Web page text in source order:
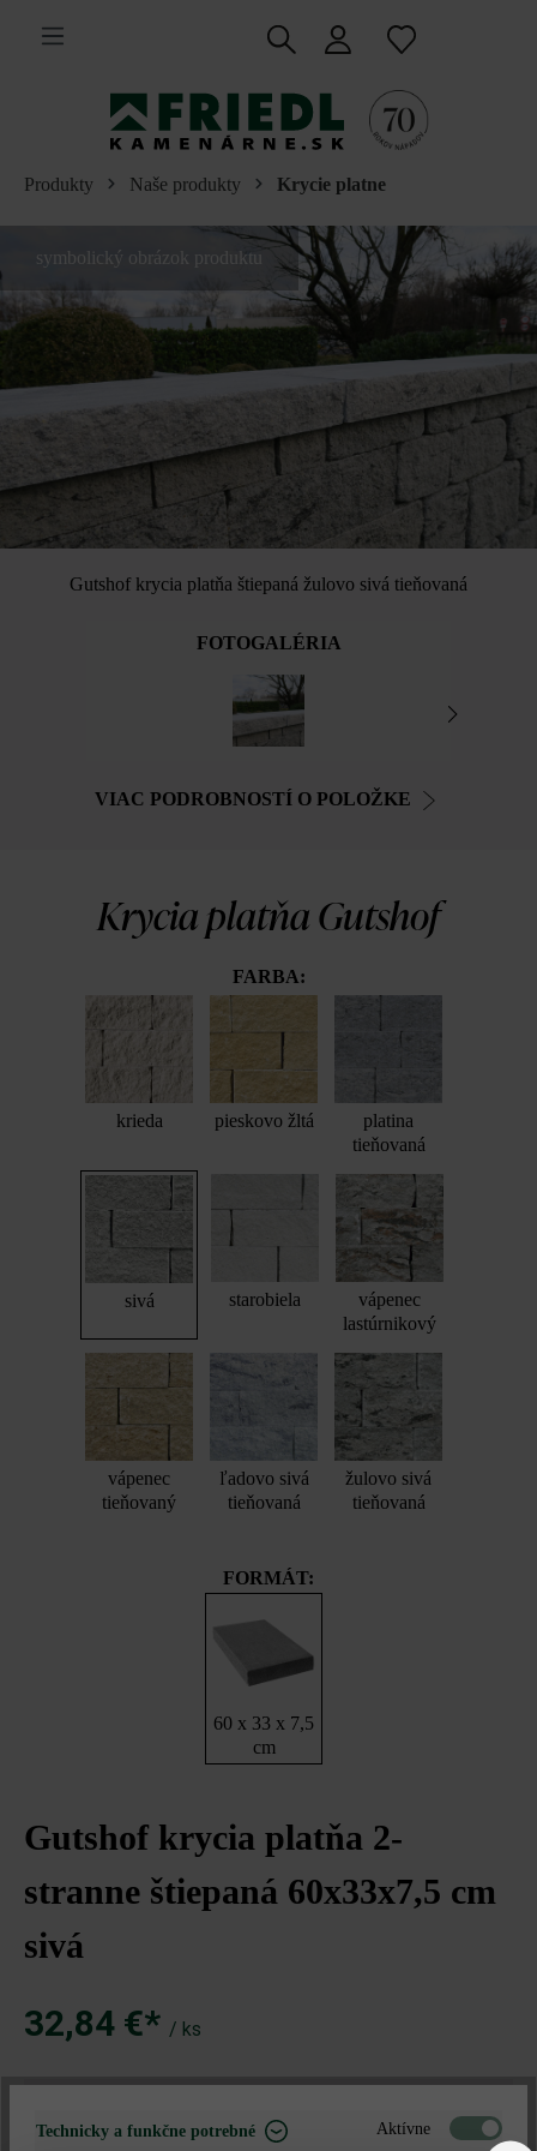
hlavný obsah
Produkty Naše produkty Krycie platne
symbolický obrázok produktu
Gutshof krycia platňa štiepaná žulovo sivá tieňovaná
FOTOGALÉRIA
VIAC PODROBNOSTÍ O POLOŽKE
Krycia platňa Gutshof
FARBA:
krieda pieskovo žltá
platina
tieňovaná
sivá starobiela
vápenec
lastúrnikový
vápenec
tieňovaný
ľadovo sivá
tieňovaná
žulovo sivá
tieňovaná
FORMÁT:
60 x 33 x 7,5
cm
Gutshof krycia platňa 2-
stranne štiepaná 60x33x7,5 cm
sivá
32,84 €* / ks
Množstvo
Technicky a funkčne potrebné Aktívne